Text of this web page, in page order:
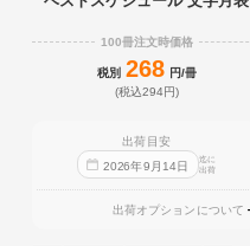
100冊注文時価格
税別 268 円/冊
(税込294円)
出荷目安
2026年9 月 14日
迄に
出荷
出荷オプションについて